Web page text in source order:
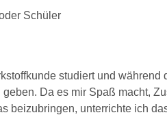
Schüler
studiert und
geben. Da es mir Spaß macht,
beizubringen, unterrichte ich